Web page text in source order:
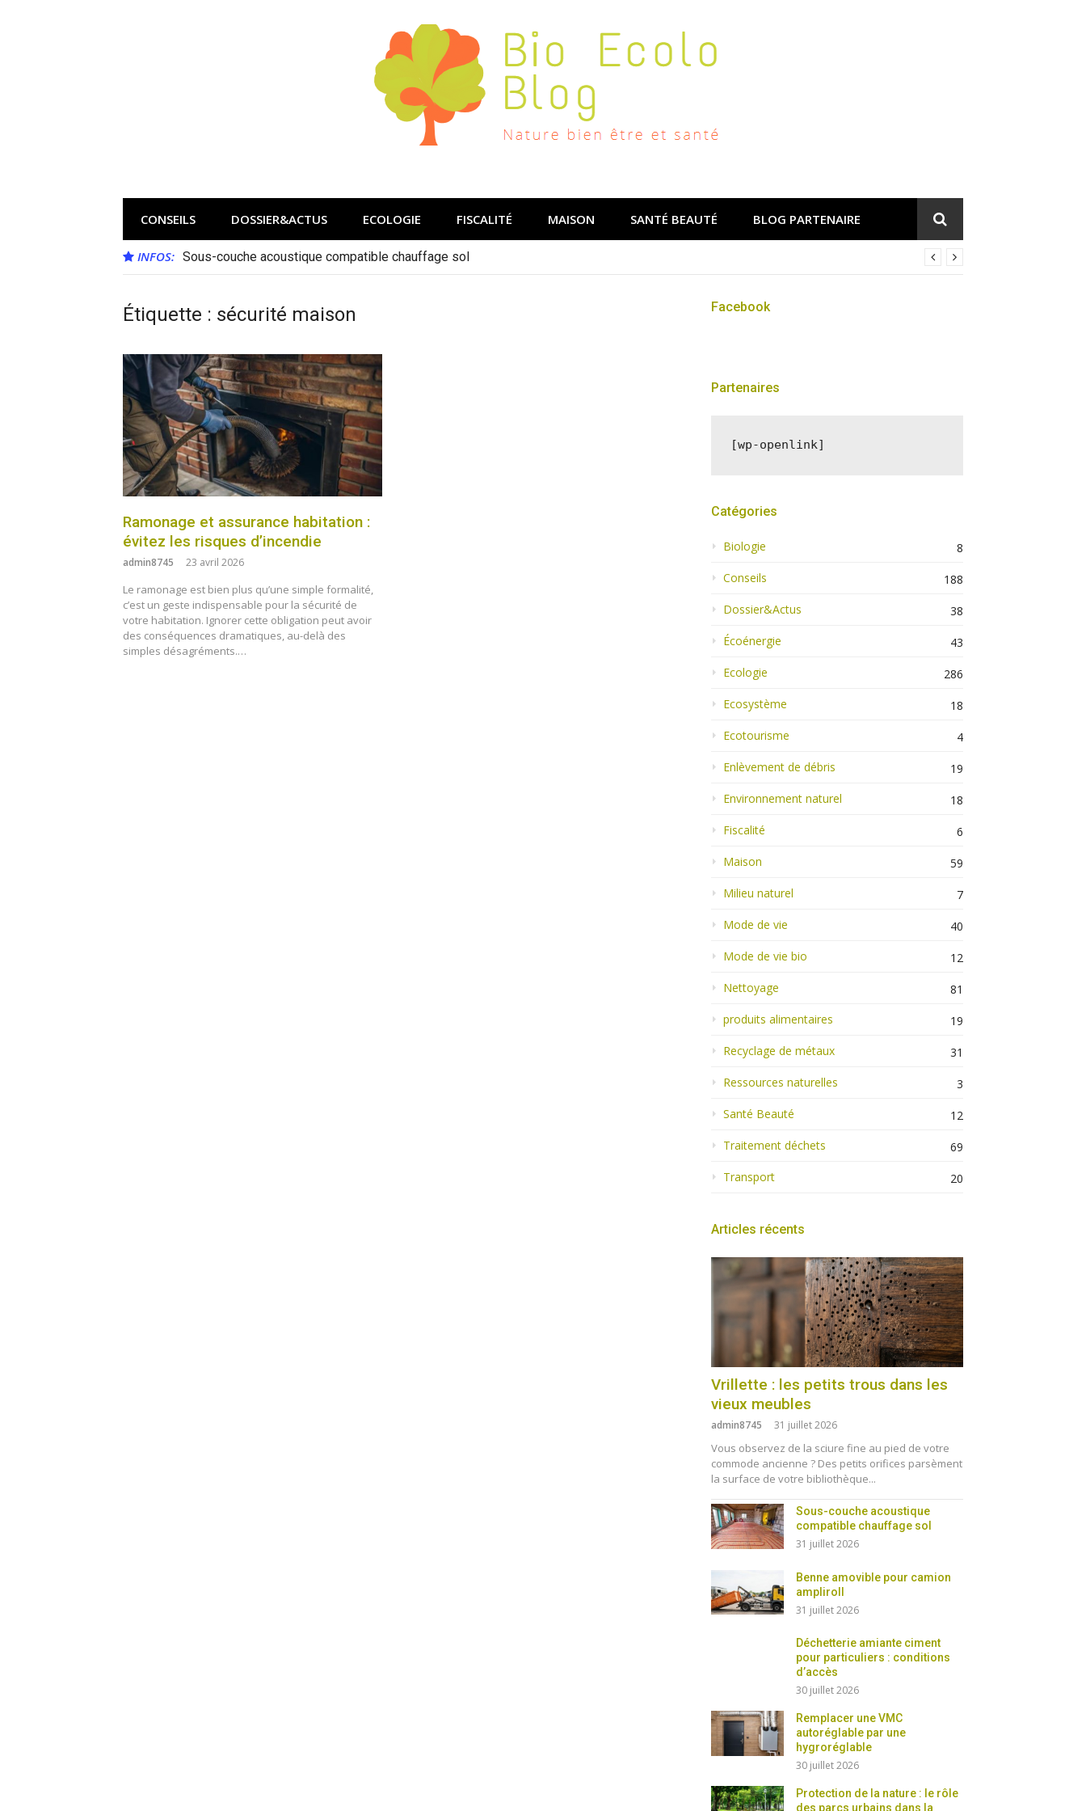
CONSEILS DOSSIER&ACTUS ECOLOGIE FISCALITÉ MAISON SANTÉ BEAUTÉ BLOG PARTENAIRE
INFOS: Sous-couche acoustique compatible chauffage sol
Étiquette : sécurité maison
Ramonage et assurance habitation :
évitez les risques d’incendie
admin8745 23 avril 2026
Le ramonage est bien plus qu’une simple formalité,
c’est un geste indispensable pour la sécurité de
votre habitation. Ignorer cette obligation peut avoir
des conséquences dramatiques, au-delà des
simples désagréments.…
Facebook
Partenaires
[wp-openlink]
Catégories
Biologie
8
Conseils
188
Dossier&Actus
38
Écoénergie
43
Ecologie
286
Ecosystème
18
Ecotourisme
4
Enlèvement de débris
19
Environnement naturel
18
Fiscalité
6
Maison
59
Milieu naturel
7
Mode de vie
40
Mode de vie bio
12
Nettoyage
81
produits alimentaires
19
Recyclage de métaux
31
Ressources naturelles
3
Santé Beauté
12
Traitement déchets
69
Transport
20
Articles récents
Vrillette : les petits trous dans les
vieux meubles
admin8745 31 juillet 2026
Vous observez de la sciure fine au pied de votre
commode ancienne ? Des petits orifices parsèment
la surface de votre bibliothèque...
Sous-couche acoustique
compatible chauffage sol
31 juillet 2026
Benne amovible pour camion
ampliroll
31 juillet 2026
Déchetterie amiante ciment
pour particuliers : conditions
d’accès
30 juillet 2026
Remplacer une VMC
autoréglable par une
hygroréglable
30 juillet 2026
Protection de la nature : le rôle
des parcs urbains dans la